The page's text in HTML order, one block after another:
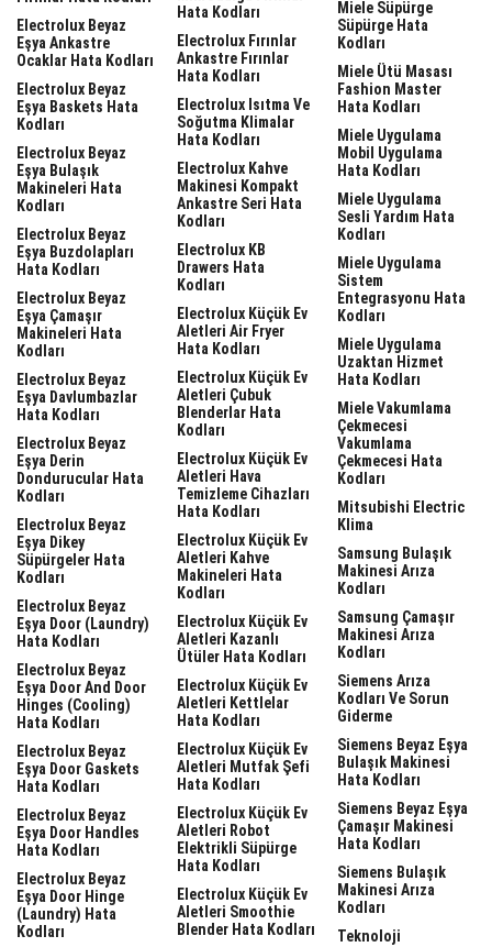
Electrolux Beyaz
Eşya Ankastre
Ocaklar Hata Kodları
Electrolux Beyaz
Eşya Baskets Hata
Kodları
Electrolux Beyaz
Eşya Bulaşık
Makineleri Hata
Kodları
Electrolux Beyaz
Eşya Buzdolapları
Hata Kodları
Electrolux Beyaz
Eşya Çamaşır
Makineleri Hata
Kodları
Electrolux Beyaz
Eşya Davlumbazlar
Hata Kodları
Electrolux Beyaz
Eşya Derin
Dondurucular Hata
Kodları
Electrolux Beyaz
Eşya Dikey
Süpürgeler Hata
Kodları
Electrolux Beyaz
Eşya Door (laundry)
Hata Kodları
Electrolux Beyaz
Eşya Door And Door
Hinges (cooling)
Hata Kodları
Electrolux Beyaz
Eşya Door Gaskets
Hata Kodları
Electrolux Beyaz
Eşya Door Handles
Hata Kodları
Electrolux Beyaz
Eşya Door Hinge
(laundry) Hata
Kodları
Hata Kodları
Electrolux Fırınlar
Ankastre Fırınlar
Hata Kodları
Electrolux Isıtma Ve
Soğutma Klimalar
Hata Kodları
Electrolux Kahve
Makinesi Kompakt
Ankastre Seri Hata
Kodları
Electrolux KB
Drawers Hata
Kodları
Electrolux Küçük Ev
Aletleri Air Fryer
Hata Kodları
Electrolux Küçük Ev
Aletleri Çubuk
Blenderlar Hata
Kodları
Electrolux Küçük Ev
Aletleri Hava
Temizleme Cihazları
Hata Kodları
Electrolux Küçük Ev
Aletleri Kahve
Makineleri Hata
Kodları
Electrolux Küçük Ev
Aletleri Kazanlı
Ütüler Hata Kodları
Electrolux Küçük Ev
Aletleri Kettlelar
Hata Kodları
Electrolux Küçük Ev
Aletleri Mutfak Şefi
Hata Kodları
Electrolux Küçük Ev
Aletleri Robot
Elektrikli Süpürge
Hata Kodları
Electrolux Küçük Ev
Aletleri Smoothie
Blender Hata Kodları
Miele Süpürge
Süpürge Hata
Kodları
Miele Ütü Masası
Fashion Master
Hata Kodları
Miele Uygulama
Mobil Uygulama
Hata Kodları
Miele Uygulama
Sesli Yardım Hata
Kodları
Miele Uygulama
Sistem
Entegrasyonu Hata
Kodları
Miele Uygulama
Uzaktan Hizmet
Hata Kodları
Miele Vakumlama
Çekmecesi
Vakumlama
Çekmecesi Hata
Kodları
Mitsubishi Electric
Klima
Samsung Bulaşık
Makinesi Arıza
Kodları
Samsung Çamaşır
Makinesi Arıza
Kodları
Siemens Arıza
Kodları Ve Sorun
Giderme
Siemens Beyaz Eşya
Bulaşık Makinesi
Hata Kodları
Siemens Beyaz Eşya
Çamaşır Makinesi
Hata Kodları
Siemens Bulaşık
Makinesi Arıza
Kodları
Teknoloji